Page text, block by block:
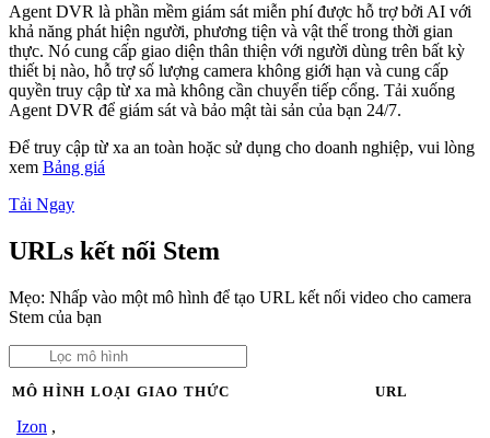
Agent DVR là phần mềm giám sát miễn phí được hỗ trợ bởi AI với
khả năng phát hiện người, phương tiện và vật thể trong thời gian
thực. Nó cung cấp giao diện thân thiện với người dùng trên bất kỳ
thiết bị nào, hỗ trợ số lượng camera không giới hạn và cung cấp
quyền truy cập từ xa mà không cần chuyển tiếp cổng. Tải xuống
Agent DVR để giám sát và bảo mật tài sản của bạn 24/7.
Để truy cập từ xa an toàn hoặc sử dụng cho doanh nghiệp, vui lòng
xem Bảng giá
Tải Ngay
URLs kết nối Stem
Mẹo: Nhấp vào một mô hình để tạo URL kết nối video cho camera
Stem của bạn
MÔ HÌNH LOẠI GIAO THỨC URL
Izon ,